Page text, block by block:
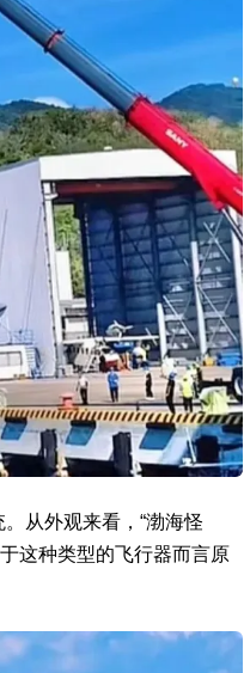
从外观来看，“渤海怪
这种类型的飞行器而言原